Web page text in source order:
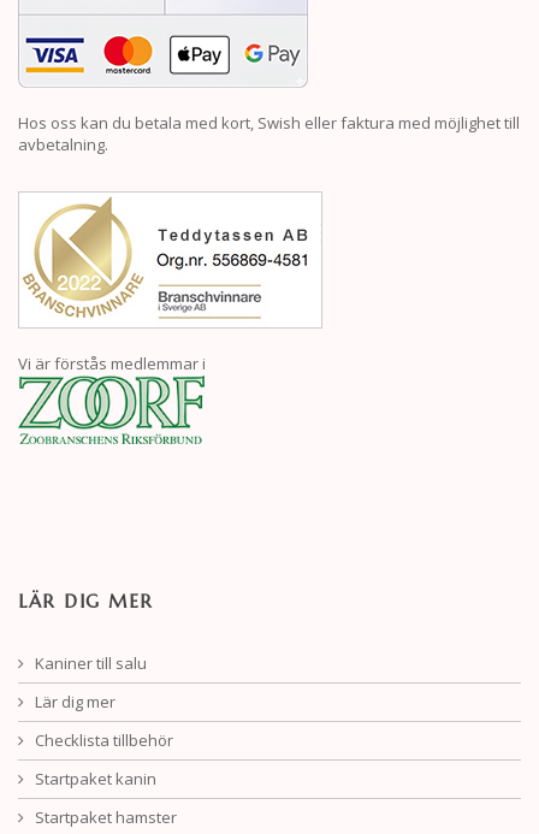
Hos oss kan du betala med kort, Swish eller faktura med möjlighet till
avbetalning.
Vi är förstås medlemmar i
LÄR DIG MER
Kaniner till salu
Lär dig mer
Checklista tillbehör
Startpaket kanin
Startpaket hamster